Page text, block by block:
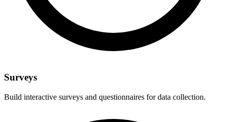
Surveys
Build interactive surveys and questionnaires for data collection.